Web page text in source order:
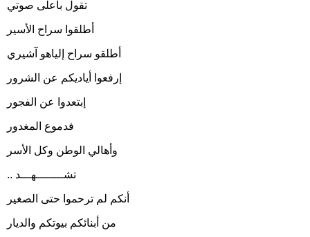
تقول بأعلى صوتي
أطلقوا سراح الأسير
أطلقو سراح إلياهو آشيري
إرفعوا أياديكم عن الشرور
إبتعدوا عن الفجور
فدموع المغدور
وأهالي الوطن وكل الأسر
.. تشــــــــهـــد
أنكم لم ترحموا حتى الصغير
من أبنائكم بيوتكم والديار